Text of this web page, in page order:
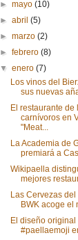
►mayo(10)
►abril(5)
►marzo(2)
►febrero(8)
▼enero(7)
Los vinos del
sus nuevas
El restaurante de
carnívoros en
"Meat...
La Academia de
premiará a
Wikipaella
mejores
Las Cervezas
BWK acoge el
El diseño original
#paellaemoji